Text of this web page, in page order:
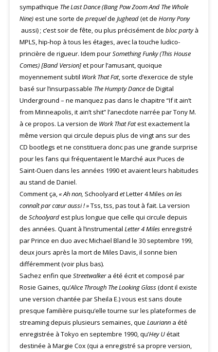
sympathique The Last Dance (Bang Pow Zoom And The Whole
Nine)est une sorte de prequelde Jughead(et de Horny Pony
aussi) ; c’est soir de fête, ou plus précisément de bloc partyà
MPLS, hip-hop à tous les étages, avec la touche ludico-
princière de rigueur. Idem pourSomething Funky (This House
Comes) [Band Version]et pour l’amusant, quoique
moyennement subtil Work That Fat, sorte d’exercice de style
basé sur l’insurpassable The Humpty Dancede Digital
Underground – ne manquez pas dans le chapitre “If it ain’t
from Minneapolis, it ain’t shit” l’anecdote narrée par Tony M.
à ce propos. La version de Work That Fatest exactement la
même version qui circule depuis plus de vingt ans sur des
CD bootlegs et ne constituera donc pas une grande surprise
pour les fans qui fréquentaient le Marché aux Puces de
Saint-Ouen dans les années 1990 et avaient leurs habitudes
au stand de Daniel.
Comment ça,« Ah non, Schoolyard etLetter 4 Miles on les
connaît par cœur aussi ! »Tss, tss, pas tout à fait. La version
de Schoolyardest plus longue que celle qui circule depuis
des années. Quant à l’instrumental Letter 4 Milesenregistré
par Prince en duo avec Michael Bland le 30 septembre 199,
deux jours après la mort de Miles Davis, il sonne bien
différemment (voir plus bas).
Sachez enfin que Streetwalkera été écrit et composé par
Rosie Gaines, qu’Alice Through The Looking Glass(dont il existe
une version chantée par Sheila E.) vous est sans doute
presque familière puisqu’elle tourne sur les plateformes de
streaming depuis plusieurs semaines, que Lauriann a été
enregistrée à Tokyo en septembre 1990, qu’Hey Uétait
destinée à Margie Cox (qui a enregistré sa propre version,